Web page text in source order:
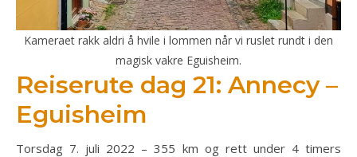
Kameraet rakk aldri å hvile i lommen når vi ruslet rundt i den
magisk vakre Eguisheim.
Reiserute dag 21: Annecy –
Eguisheim
Torsdag 7. juli 2022 – 355 km og rett under 4 timers